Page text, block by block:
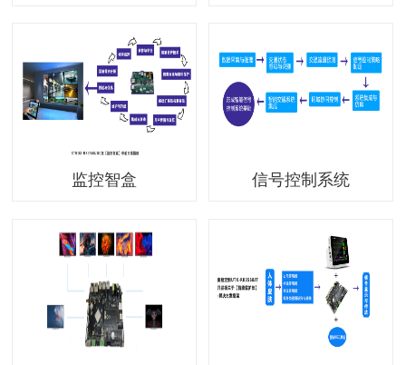
监控智盒 信号控制系统